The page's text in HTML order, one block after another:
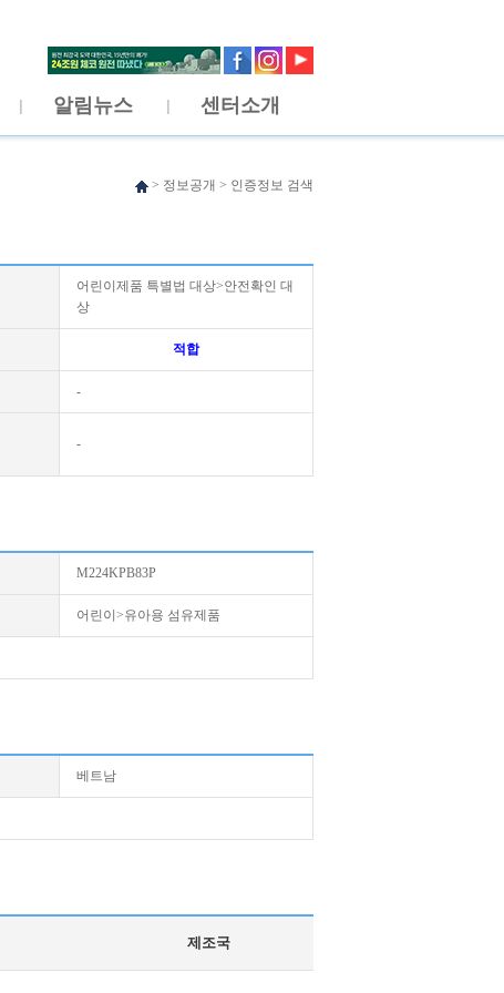
알림뉴스 센터소개
> 정보공개 > 인증정보 검색
어린이제품 특별법 대상>안전확인 대
상
적합
-
-
M224KPB83P
어린이>유아용 섬유제품
베트남
제조국